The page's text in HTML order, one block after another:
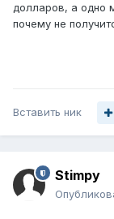
долларов, а одно
почему не
Вставить ник
Stimpy